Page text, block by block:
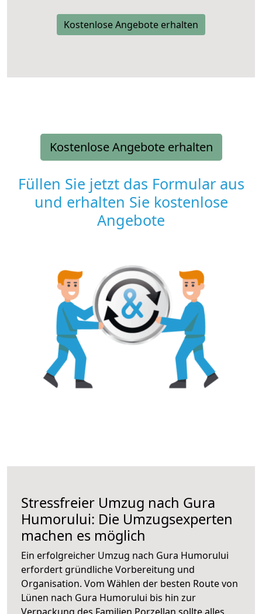
Kostenlose Angebote erhalten
Kostenlose Angebote erhalten
Füllen Sie jetzt das Formular aus
und erhalten Sie kostenlose
Angebote
Stressfreier Umzug nach Gura
Humorului: Die Umzugsexperten
machen es möglich
Ein erfolgreicher Umzug nach Gura Humorului
erfordert gründliche Vorbereitung und
Organisation. Vom Wählen der besten Route von
Lünen nach Gura Humorului bis hin zur